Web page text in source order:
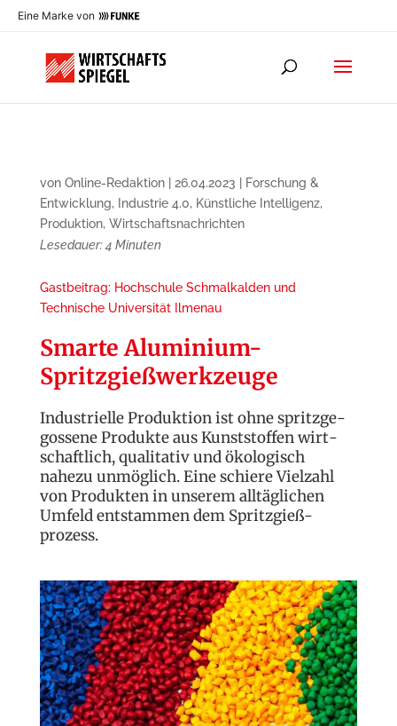
Eine Marke von
von Online-Redaktion| 26.04.2023
Forschung &
Entwicklung, Industrie 4.0, Künstliche Intelligenz,
Produktion, Wirtschaftsnachrichten
Lesedauer: 4 Minuten
Gastbeitrag: Hochschule Schmalkalden und
Technische Universität Ilmenau
Smarte Aluminium-
Spritzgieß­werkzeuge
Industrielle Produk­tion ist ohne spritzge­
gossene Pro­dukte aus Kunst­stoffen wirt­
schaft­lich, qualitativ und öko­logisch
nahezu unmöglich. Eine schiere Vielzahl
von Produkten in unserem all­täglichen
Umfeld ent­stammen dem Spritzgieß­
prozess.